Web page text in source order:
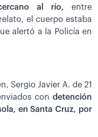
al río, entre
el cuerpo estaba
alertó a la Policía en
Sergio Javier A. de 21
con detención
en Santa Cruz, por